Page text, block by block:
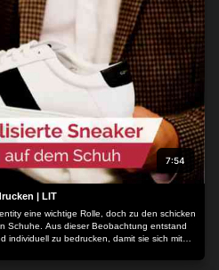
7:54
| LIT
eine wichtige Rolle, doch zu den schicken
Schuhe. Aus dieser Beobachtung entstand
individuell zu bedrucken, damit sie sich mit